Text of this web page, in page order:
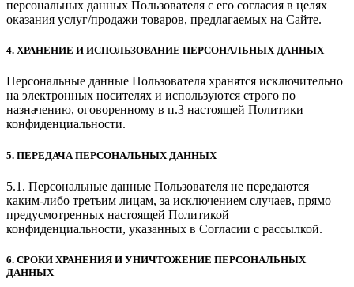
персональных данных Пользователя с его согласия в целях
оказания услуг/продажи товаров, предлагаемых на Сайте.
4. ХРАНЕНИЕ И ИСПОЛЬЗОВАНИЕ ПЕРСОНАЛЬНЫХ ДАННЫХ
Персональные данные Пользователя хранятся исключительно
на электронных носителях и используются строго по
назначению, оговоренному в п.3 настоящей Политики
конфиденциальности.
5. ПЕРЕДАЧА ПЕРСОНАЛЬНЫХ ДАННЫХ
5.1. Персональные данные Пользователя не передаются
каким-либо третьим лицам, за исключением случаев, прямо
предусмотренных настоящей Политикой
конфиденциальности, указанных в Согласии с рассылкой.
6. СРОКИ ХРАНЕНИЯ И УНИЧТОЖЕНИЕ ПЕРСОНАЛЬНЫХ
ДАННЫХ